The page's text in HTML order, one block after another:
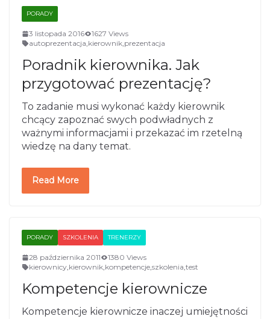
PORADY
3 listopada 2016
1627 Views
autoprezentacja kierownik prezentacja
Poradnik kierownika. Jak
przygotować prezentację?
To zadanie musi wykonać każdy kierownik
chcący zapoznać swych podwładnych z
ważnymi informacjami i przekazać im rzetelną
wiedzę na dany temat.
Read More
PORADY SZKOLENIA TRENERZY
28 października 2011
1380 Views
kierownicy kierownik kompetencje szkolenia test
Kompetencje kierownicze
Kompetencje kierownicze inaczej umiejętności